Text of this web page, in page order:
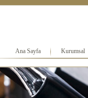
Ana Sayfa Kurumsal